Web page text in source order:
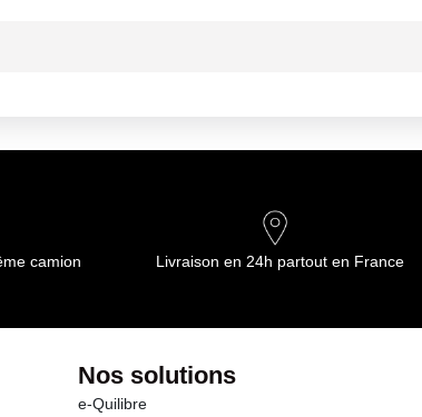
Opérations
camion Livraison en 24h partout en France
Nos solutions
e-Quilibre